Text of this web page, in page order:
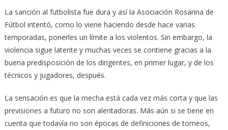
La sanción al futbolista fue dura y así la Asociación Rosarina de
Fútbol intentó, como lo viene haciendo desde hace varias
temporadas, ponerles un límite a los violentos. Sin embargo, la
violencia sigue latente y muchas veces se contiene gracias a la
buena predisposición de los dirigentes, en primer lugar, y de los
técnicos y jugadores, después.
La sensación es que la mecha está cada vez más corta y que las
previsiones a futuro no son alentadoras. Más aún si se tiene en
cuenta que todavía no son épocas de definiciones de torneos,